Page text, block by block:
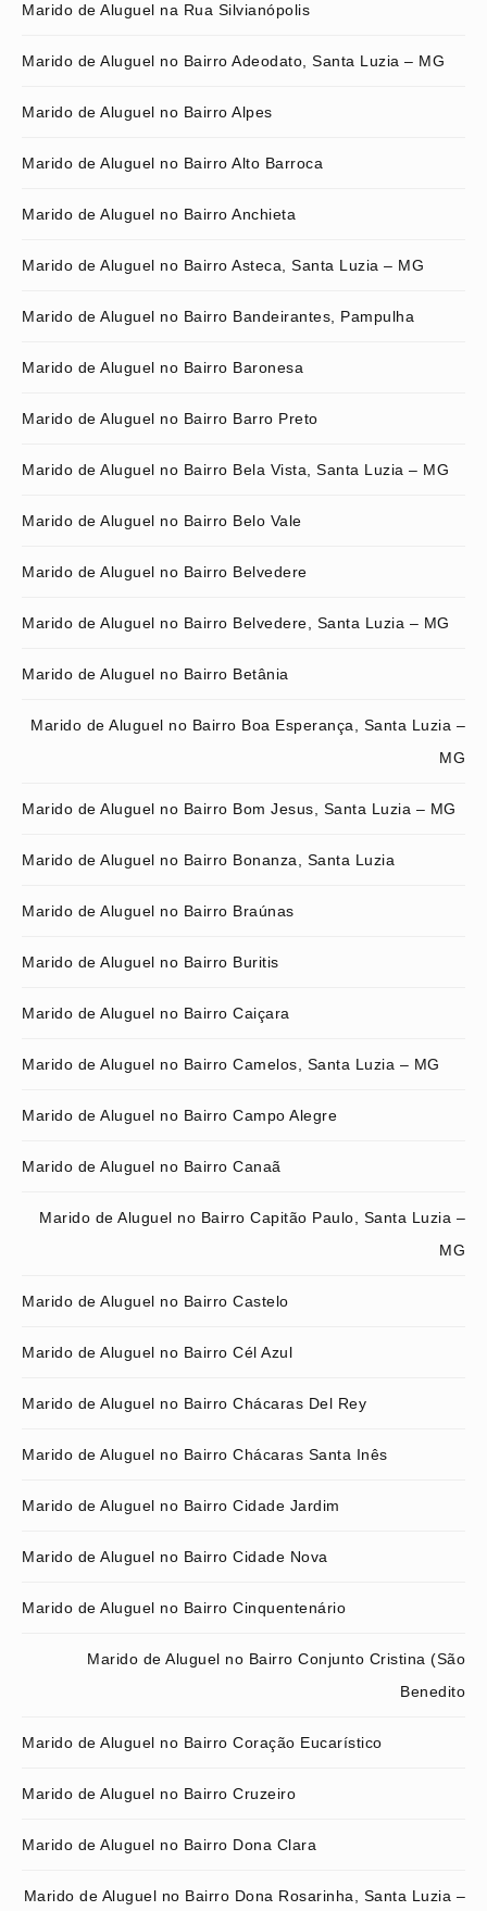
Marido de Aluguel na Rua Silvianópolis
Marido de Aluguel no Bairro Adeodato, Santa Luzia – MG
Marido de Aluguel no Bairro Alpes
Marido de Aluguel no Bairro Alto Barroca
Marido de Aluguel no Bairro Anchieta
Marido de Aluguel no Bairro Asteca, Santa Luzia – MG
Marido de Aluguel no Bairro Bandeirantes, Pampulha
Marido de Aluguel no Bairro Baronesa
Marido de Aluguel no Bairro Barro Preto
Marido de Aluguel no Bairro Bela Vista, Santa Luzia – MG
Marido de Aluguel no Bairro Belo Vale
Marido de Aluguel no Bairro Belvedere
Marido de Aluguel no Bairro Belvedere, Santa Luzia – MG
Marido de Aluguel no Bairro Betânia
Marido de Aluguel no Bairro Boa Esperança, Santa Luzia –
MG
Marido de Aluguel no Bairro Bom Jesus, Santa Luzia – MG
Marido de Aluguel no Bairro Bonanza, Santa Luzia
Marido de Aluguel no Bairro Braúnas
Marido de Aluguel no Bairro Buritis
Marido de Aluguel no Bairro Caiçara
Marido de Aluguel no Bairro Camelos, Santa Luzia – MG
Marido de Aluguel no Bairro Campo Alegre
Marido de Aluguel no Bairro Canaã
Marido de Aluguel no Bairro Capitão Paulo, Santa Luzia –
MG
Marido de Aluguel no Bairro Castelo
Marido de Aluguel no Bairro Cél Azul
Marido de Aluguel no Bairro Chácaras Del Rey
Marido de Aluguel no Bairro Chácaras Santa Inês
Marido de Aluguel no Bairro Cidade Jardim
Marido de Aluguel no Bairro Cidade Nova
Marido de Aluguel no Bairro Cinquentenário
Marido de Aluguel no Bairro Conjunto Cristina (São
Benedito
Marido de Aluguel no Bairro Coração Eucarístico
Marido de Aluguel no Bairro Cruzeiro
Marido de Aluguel no Bairro Dona Clara
Marido de Aluguel no Bairro Dona Rosarinha, Santa Luzia –